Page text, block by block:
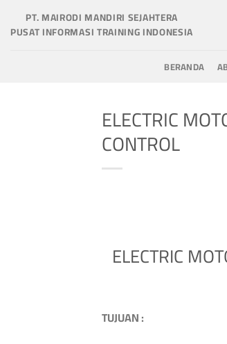
PT. MAIRODI MANDIRI SEJAHTERA
PUSAT INFORMASI TRAINING INDONESIA
BERANDA
ELECTRIC
CONTROL
ELECTRIC
TUJUAN :